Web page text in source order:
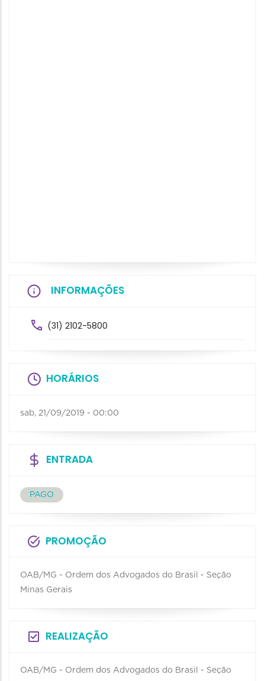
INFORMAÇÕES
(31) 2102-5800
HORÁRIOS
sab, 21/09/2019 - 00:00
ENTRADA
PAGO
PROMOÇÃO
OAB/MG - Ordem dos Advogados do Brasil - Seção
Minas Gerais
REALIZAÇÃO
OAB/MG - Ordem dos Advogados do Brasil - Seção